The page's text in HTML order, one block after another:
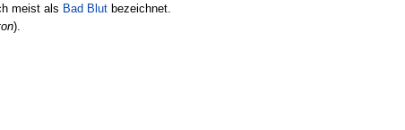
meist als Bad Blut bezeichnet.
).